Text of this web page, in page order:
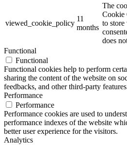
viewed_cookie_policy
11
months
The
Cookie
to store
does
Functional
Functional
Functional cookies help to perform
sharing the content of the website on
feedbacks, and other third-party
Performance
Performance
Performance cookies are used to
performance indexes of the website
better user experience for the visitors.
Analytics